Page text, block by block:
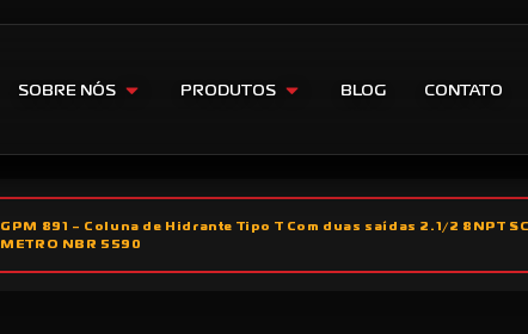
SOBRE NÓS PRODUTOS BLOG CONTATO
GPM 891 – Coluna de Hidrante Tipo T Com duas saídas 2.1/2 8NPT
METRO NBR 5590